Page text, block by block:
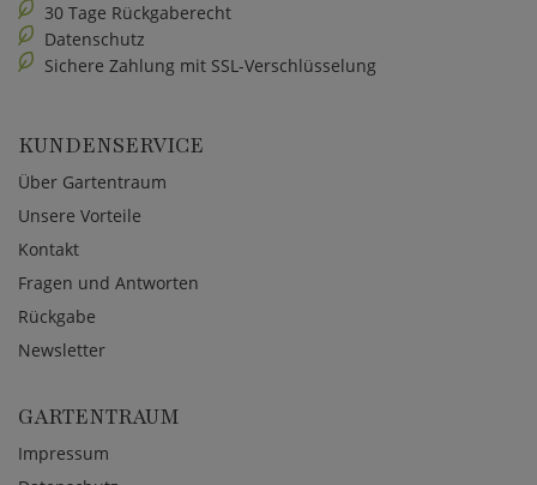
30 Tage Rückgaberecht
Datenschutz
Sichere Zahlung mit SSL-Verschlüsselung
KUNDENSERVICE
Über Gartentraum
Unsere Vorteile
Kontakt
Fragen und Antworten
Rückgabe
Newsletter
GARTENTRAUM
Impressum